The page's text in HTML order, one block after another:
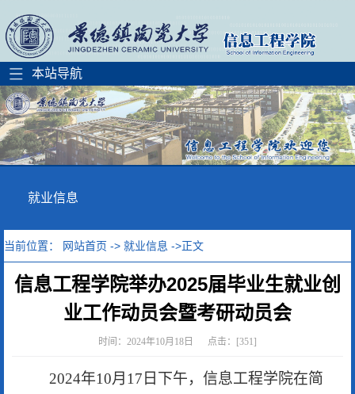
就业信息
当前位置： 网站首页 -> 就业信息 ->正文
信息工程学院举办2025届毕业生就业创
业工作动员会暨考研动员会
时间：2024年10月18日 点击：[351]
2024年10月17 日下午， 信息工程学院在简